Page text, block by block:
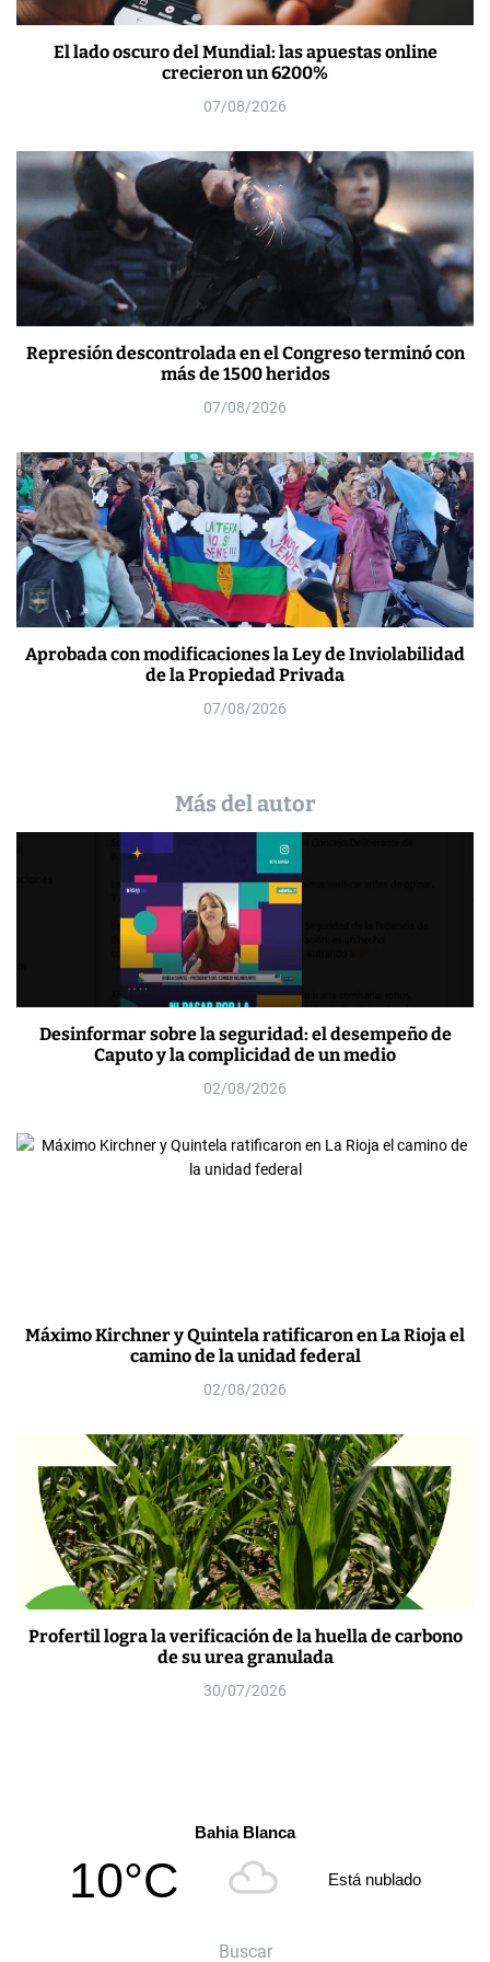
El lado oscuro del Mundial: las apuestas online
crecieron un 6200%
07/08/2026
Represión descontrolada en el Congreso terminó con
más de 1500 heridos
07/08/2026
Aprobada con modificaciones la Ley de Inviolabilidad
de la Propiedad Privada
07/08/2026
Más del autor
Desinformar sobre la seguridad: el desempeño de
Caputo y la complicidad de un medio
02/08/2026
Máximo Kirchner y Quintela ratificaron en La Rioja el
camino de la unidad federal
02/08/2026
Profertil logra la verificación de la huella de carbono
de su urea granulada
30/07/2026
Bahia Blanca
10°C Está nublado
Buscar